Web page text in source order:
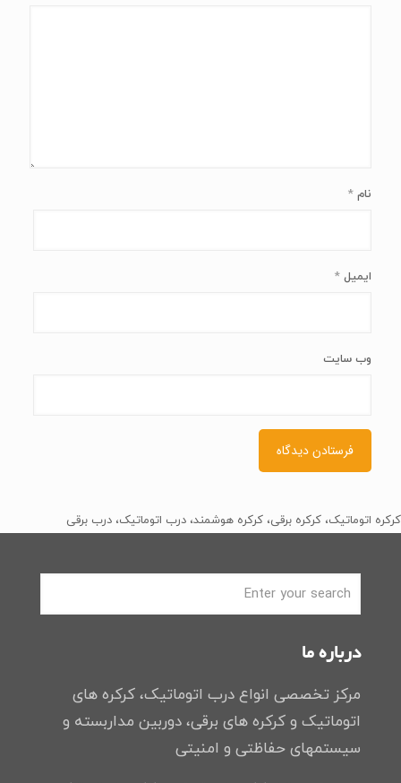
نام *
ایمیل *
وب‌ سایت
کرکره اتوماتیک، کرکره برقی، کرکره هوشمند، درب اتوماتیک، درب برقی
درباره ما
مرکز تخصصی انواع درب اتوماتیک، کرکره های
اتوماتیک و کرکره های برقی، دوربین مداربسته و
سیستمهای حفاظتی و امنیتی